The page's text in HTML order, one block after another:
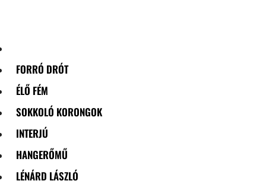
FORRÓ DRÓT
ÉLŐ FÉM
SOKKOLÓ KORONGOK
INTERJÚ
HANGERŐMŰ
LÉNÁRD LÁSZLÓ